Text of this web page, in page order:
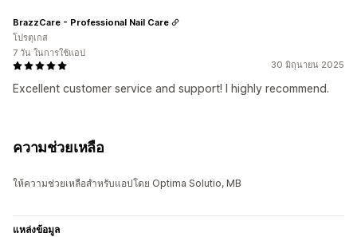
30 มิถุนายน 2025
Excellent customer service and support! I highly recommend.
BrazzCare - Professional Nail Care
โปรตุเกส
7 วัน ในการใช้แอป
ความช่วยเหลือ
ให้ความช่วยเหลือสำหรับแอปโดย Optima Solutio, MB
แหล่งข้อมูล